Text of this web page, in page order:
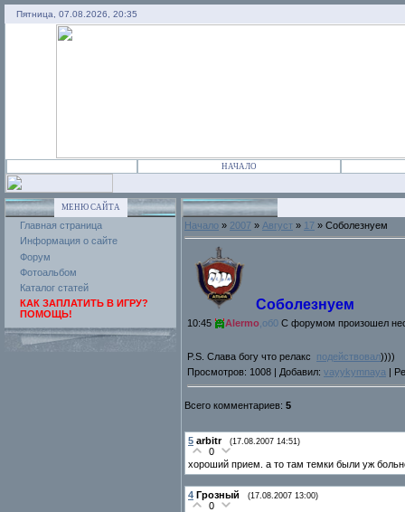
Пятница, 07.08.2026, 20:35
НАЧАЛО
МЕНЮ САЙТА
Главная страница
Информация о сайте
Форум
Фотоальбом
Каталог статей
КАК ЗАПЛАТИТЬ В ИГРУ?
ПОМОЩЬ!
Начало » 2007 » Август » 17 » Соболезнуем
Соболезнуем
10:45 Alermo об0 С форумом произошел
P.S. Слава богу что релакс подействовал))))
Просмотров: 1008 | Добавил: vayykymnaya |
Всего комментариев: 5
5 arbitr (17.08.2007 14:51)
0
хороший прием. а то там темки были уж
4 Грозный (17.08.2007 13:00)
0